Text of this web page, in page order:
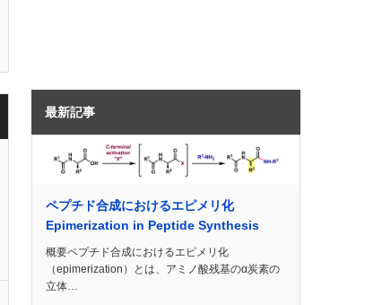
最新記事
ペプチド合成におけるエピメリ化
Epimerization in Peptide Synthesis
概要ペプチド合成におけるエピメリ化
（epimerization）とは、アミノ酸残基のα炭素の
立体…